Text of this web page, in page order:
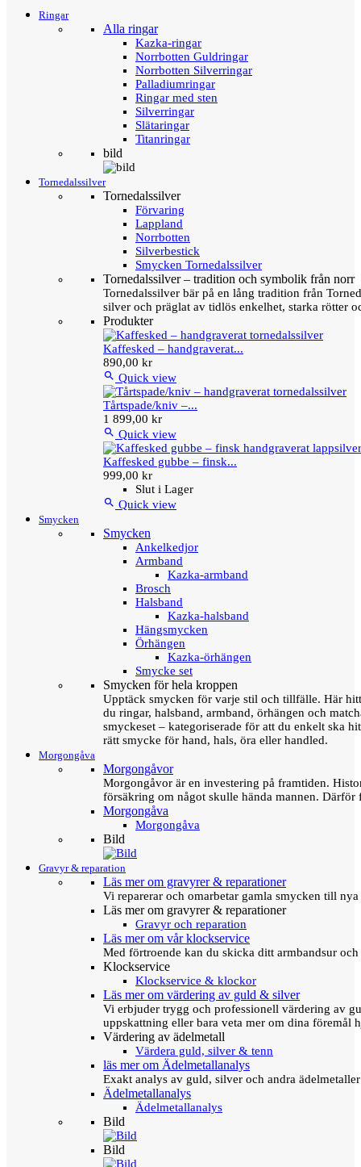
Ringar
Alla ringar
Kazka-ringar
Norrbotten Guldringar
Norrbotten Silverringar
Palladiumringar
Ringar med sten
Silverringar
Slätaringar
Titanringar
bild
Tornedalssilver
Tornedalssilver
Förvaring
Lappland
Norrbotten
Silverbestick
Smycken Tornedalssilver
Tornedalssilver – tradition och symbolik från norr
Tornedalssilver bär på en lång tradition från
silver och präglat av tidlös enkelhet, starka rötter
Produkter
Kaffesked – handgraverat...
890,00 kr
 Quick view
Tårtspade/kniv –...
1 899,00 kr
 Quick view
Kaffesked gubbe – finsk...
999,00 kr
Slut i Lager
 Quick view
Smycken
Smycken
Ankelkedjor
Armband
Kazka-armband
Brosch
Halsband
Kazka-halsband
Hängsmycken
Örhängen
Kazka-örhängen
Smycke set
Smycken för hela kroppen
Upptäck smycken för varje stil och tillfälle. Här
du ringar, halsband, armband, örhängen och
smyckeset – kategoriserade för att du enkelt ska
rätt smycke för hand, hals, öra eller handled.
Morgongåva
Morgongåvor
Morgongåvor är en investering på framtiden.
försäkring om något skulle hända mannen.
Morgongåva
Morgongåva
Bild
Gravyr & reparation
Läs mer om gravyrer & reparationer
Vi reparerar och omarbetar gamla smycken till
Läs mer om gravyrer & reparationer
Gravyr och reparation
Läs mer om vår klockservice
Med förtroende kan du skicka ditt armbandsur
Klockservice
Klockservice & klockor
Läs mer om värdering av guld & silver
Vi erbjuder trygg och professionell värdering av
uppskattning eller bara veta mer om dina föremål
Värdering av ädelmetall
Värdera guld, silver & tenn
läs mer om Ädelmetallanalys
Exakt analys av guld, silver och andra
Ädelmetallanalys
Ädelmetallanalys
Bild
Bild